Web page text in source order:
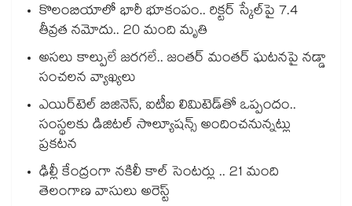
కొలంబియాలో భారీ భూకంపం.. రిక్టర్ స్కేల్‎పై 7.4
తీవ్రత నమోదు.. 20 మంది మృతి
అసలు కాల్పులే జరగలే.. జంతర్ మంతర్ ఘటనపై నడ్డా
సంచలన వ్యాఖ్యలు
ఎయిర్‌టెల్ బిజినెస్, ఐటీఐ లిమిటెడ్‌తో ఒప్పందం..
సంస్థలకు డిజిటల్ సొల్యూషన్స్ అందించనున్నట్లు
ప్రకటన
ఢిల్లీ కేంద్రంగా నకిలీ కాల్‌ సెంటర్లు .. 21 మంది
తెలంగాణ వాసులు అరెస్ట్